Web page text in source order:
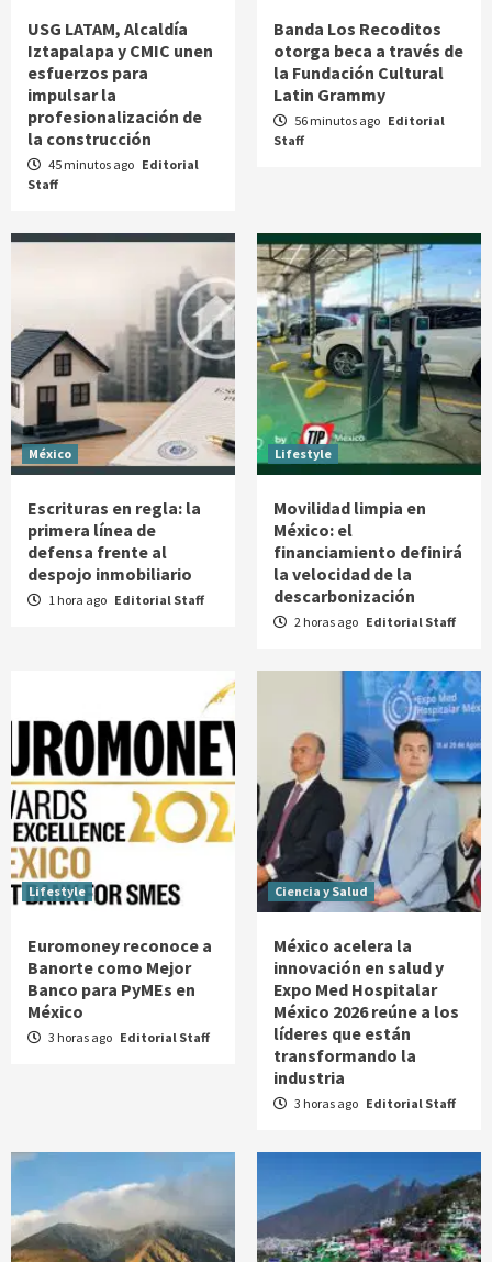
USG LATAM, Alcaldía
Iztapalapa y CMIC unen
esfuerzos para
impulsar la
profesionalización de
la construcción
45 minutos ago Editorial
Staff
Banda Los Recoditos
otorga beca a través de
la Fundación Cultural
Latin Grammy
56 minutos ago Editorial
Staff
México
Escrituras en regla: la
primera línea de
defensa frente al
despojo inmobiliario
1 hora ago Editorial Staff
Lifestyle
Movilidad limpia en
México: el
financiamiento definirá
la velocidad de la
descarbonización
2 horas ago Editorial Staff
Lifestyle
Euromoney reconoce a
Banorte como Mejor
Banco para PyMEs en
México
3 horas ago Editorial Staff
Ciencia y Salud
México acelera la
innovación en salud y
Expo Med Hospitalar
México 2026 reúne a los
líderes que están
transformando la
industria
3 horas ago Editorial Staff